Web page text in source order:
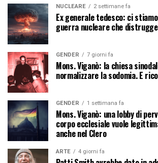
NUCLEARE 2 settimane fa
Ex generale tedesco: ci
guerra nucleare che
GENDER 7 giorni fa
Mons. Viganò: la chiesa
normalizzare la sodomia. E
GENDER 1 settimana fa
Mons. Viganò: una lobby di
corpo ecclesiale vuole
anche nel Clero
ARTE 4 giorni fa